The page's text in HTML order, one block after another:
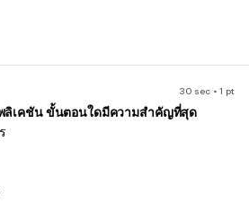
30 sec • 1 pt
เคชัน ขั้นตอนใดมีความสำคัญที่สุด